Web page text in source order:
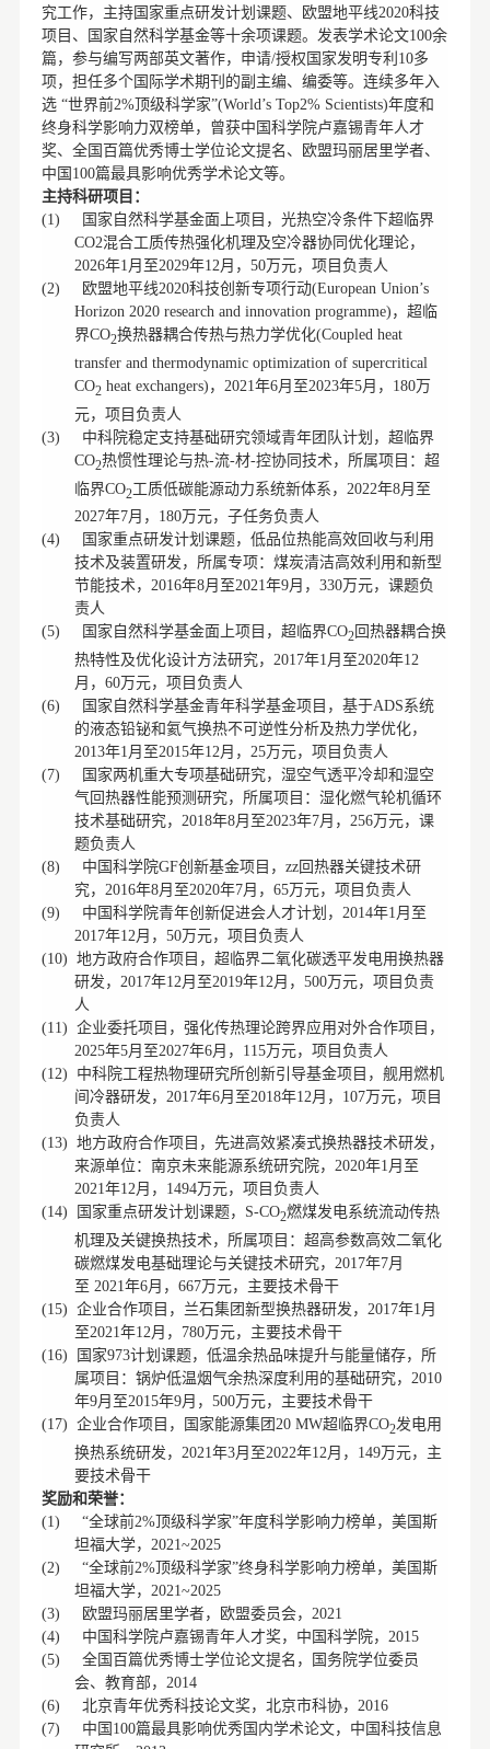
究工作，主持国家重点研发计划课题、欧盟地平线2020科技
项目、国家自然科学基金等十余项课题。发表学术论文100余
篇，参与编写两部英文著作，申请/授权国家发明专利 10多
项，担任多个国际学术期刊的副主编、编委等。连续多年入
选 “世界前2%顶级科学家”(World’s Top2% Scientists)年度和
终身科学影响力双榜单，曾获中国科学院卢嘉锡青年人才
奖、全国百篇优秀博士学位论文提名、欧盟玛丽居里学者、
中国 100篇最具影响优秀学术论文等。
主持科研项目：
(1) 国家自然科学基金面上项目，光热空冷条件下超临界
CO2混合工质传热强化机理及空冷器协同优化理论，
2026年1 月至2029年12月， 50万元，项目负责人
(2) 欧盟地平线2020科技创新专项行动(European Union’s
Horizon 2020 research and innovation programme) ，超临
界CO2换热器耦合传热与热力学优化(Coupled heat
transfer and thermodynamic optimization of supercritical
CO2 heat exchangers) ， 2021 年6月至2023年5月， 180万
元，项目负责人
(3) 中科院稳定支持基础研究领域青年团队计划，超临界
CO2热惯性理论与热-流-材-控协同技术，所属项目：超
临界CO2工质低碳能源动力系统新体系， 2022年8月至
2027年7月， 180万元，子任务负责人
(4)
国家重点研发计划课题，低品位热能高效回收与利用
技术及装置研发，所属专项：煤炭清洁高效利用和新型
节能技术， 2016年8月至2021年9月， 330万元，课题负
责人
(5) 国家自然科学基金面上项目，超临界CO2回热器耦合换
热特性及优化设计方法研究， 2017年1 月至2020年12
月， 60万元，项目负责人
(6) 国家自然科学基金青年科学基金项目，基于ADS系统
的液态铅铋和氦气换热不可逆性分析及热力学优化，
2013年1 月至2015年12月， 25万元，项目负责人
(7)
国家两机重大专项基础研究，湿空气透平冷却和湿空
气回热器性能预测研究，所属项目：湿化燃气轮机循环
技术基础研究， 2018年8月至2023年7月， 256万元，课
题负责人
(8) 中国科学院GF创新基金项目， zz回热器关键技术研
究， 2016年8月至2020年7月， 65万元，项目负责人
(9) 中国科学院青年创新促进会人才计划， 2014年1 月至
2017年12月， 50万元，项目负责人
(10) 地方政府合作项目，超临界二氧化碳透平发电用换热器
研发， 2017年12月至2019年12月， 500万元，项目负责
人
(11) 企业委托项目，强化传热理论跨界应用对外合作项目，
2025年5月至2027年6月， 115万元，项目负责人
(12)
中科院工程热物理研究所创新引导基金项目，舰用燃机
间冷器研发， 2017年6月至2018年12月， 107万元，项目
负责人
(13) 地方政府合作项目，先进高效紧凑式换热器技术研发，
来源单位：南京未来能源系统研究院， 2020年1 月至
2021年12月， 1494万元，项目负责人
(14) 国家重点研发计划课题， S-CO2燃煤发电系统流动传热
机理及关键换热技术，所属项目：超高参数高效二氧化
碳燃煤发电基础理论与关键技术研究， 2017年7月
至 2021 年6月， 667万元，主要技术骨干
(15) 企业合作项目，兰石集团新型换热器研发， 2017年1 月
至2021 年12 月， 780万元，主要技术骨干
(16) 国家973计划课题，低温余热品味提升与能量储存，所
属项目：锅炉低温烟气余热深度利用的基础研究， 2010
年9月至2015年9月， 500万元，主要技术骨干
(17) 企业合作项目，国家能源集团 20 MW超临界CO2发电用
换热系统研发， 2021 年3月至2022年12 月， 149万元，主
要技术骨干
奖励和荣誉：
(1) “全球前2%顶级科学家”年度科学影响力榜单，美国斯
坦福大学， 2021~2025
(2)
“全球前2%顶级科学家”终身科学影响力榜单，美国斯
坦福大学， 2021~2025
(3)
欧盟玛丽居里学者，欧盟委员会， 2021
(4)
中国科学院卢嘉锡青年人才奖，中国科学院， 2015
(5)
全国百篇优秀博士学位论文提名，国务院学位委员
会、教育部， 2014
(6)
北京青年优秀科技论文奖，北京市科协， 2016
(7)
中国 100篇最具影响优秀国内学术论文，中国科技信息